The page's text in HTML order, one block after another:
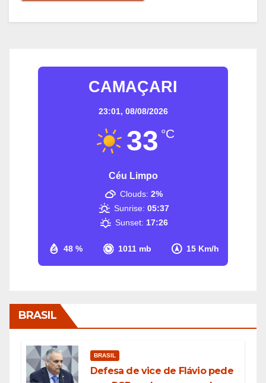
CAMAÇARI
23:01, 08/08/2026
33 °C
Céu Limpo
48 % 1011 mb 15 Km/h
Clouds: 2%
Sunrise: 05:37
Sunset: 17:26
BRASIL
BRASIL
Defesa de vice de Flávio pede